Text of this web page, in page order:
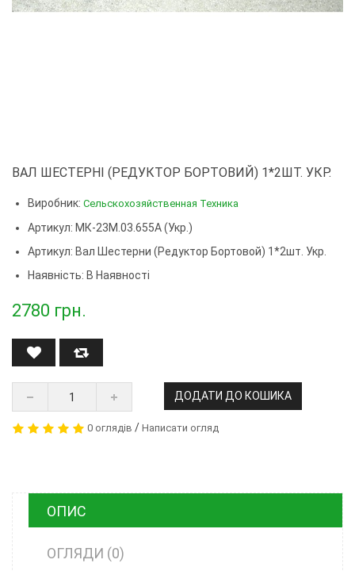
ВАЛ ШЕСТЕРНІ (РЕДУКТОР БОРТОВИЙ) 1*2ШТ. УКР.
Виробник: Сельскохозяйственная Техника
Артикул: МК-23М.03.655А (Укр.)
Артикул: Вал Шестерни (редуктор Бортовой) 1*2шт. Укр.
Наявність: В Наявності
2780 грн.
ДОДАТИ ДО КОШИКА
0 оглядів / Написати огляд
ОПИС
ОГЛЯДИ (0)